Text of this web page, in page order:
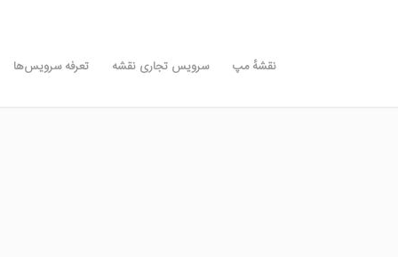
نقشه‌ٔ مپ سرویس تجاری نقشه تعرفه سرویس‌ها